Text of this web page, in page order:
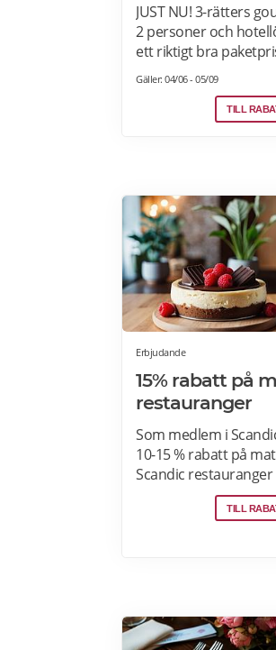
JUST NU! 3-rätters
2 personer och
ett riktigt bra
1790Kr/natt! Clarion,
Comfort Hotel and
Sverige, Norge,
Gäller: 04/06 - 05/09
TILL
Erbjudande
15% rabatt på
restauranger
Som medlem i
10-15 % rabatt på
Scandic
särskilda helgdagar
Rabatten gäller även
vänner (totalt 6
kan inte kombineras
TILL